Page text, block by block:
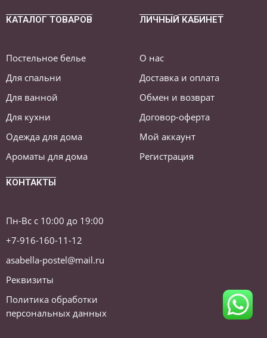
КАТАЛОГ ТОВАРОВ
Постельное белье
Для спальни
Для ванной
Для кухни
Одежда для дома
Ароматы для дома
ЛИЧНЫЙ КАБИНЕТ
О нас
Доставка и оплата
Обмен и возврат
Договор-оферта
Мой аккаунт
Регистрация
КОНТАКТЫ
Пн-Вс с 10:00 до 19:00
+7-916-160-11-12
asabella-postel@mail.ru
Реквизиты
Политика обработки
персональных данных